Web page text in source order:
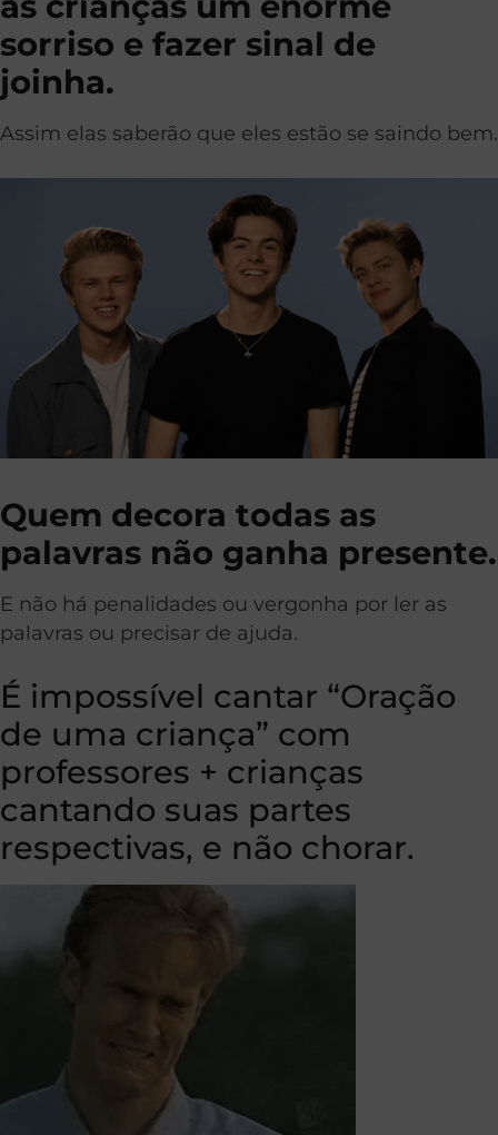
sorriso e fazer sinal de
joinha.
Assim elas saberão que eles estão se saindo bem.
Quem decora todas as
palavras não ganha presente.
E não há penalidades ou vergonha por ler as
palavras ou precisar de ajuda.
É impossível cantar “Oração
de uma criança” com
professores + crianças
cantando suas partes
respectivas, e não chorar.